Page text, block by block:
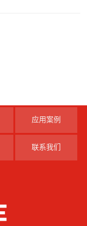
应用案例
联系我们